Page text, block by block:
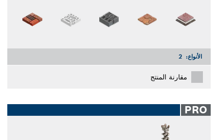
الأنواع: 2
مقارنة المنتج
PRO